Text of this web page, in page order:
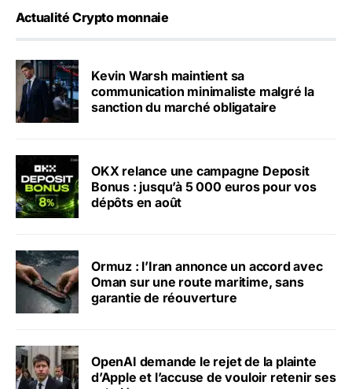
Actualité Crypto monnaie
Kevin Warsh maintient sa
communication minimaliste malgré la
sanction du marché obligataire
OKX relance une campagne Deposit
Bonus : jusqu’à 5 000 euros pour vos
dépôts en août
Ormuz : l’Iran annonce un accord avec
Oman sur une route maritime, sans
garantie de réouverture
OpenAI demande le rejet de la plainte
d’Apple et l’accuse de vouloir retenir ses